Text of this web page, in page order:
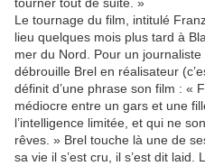
Le tournage du film, intitulé
lieu quelques mois plus tard à
mer du Nord. Pour un
débrouille Brel en réalisateur
définit d’une phrase son film : «
médiocre entre un gars et une
l’intelligence limitée, et qui ne
rêves. » Brel touche là une de
sa vie il s’est cru, il s’est dit